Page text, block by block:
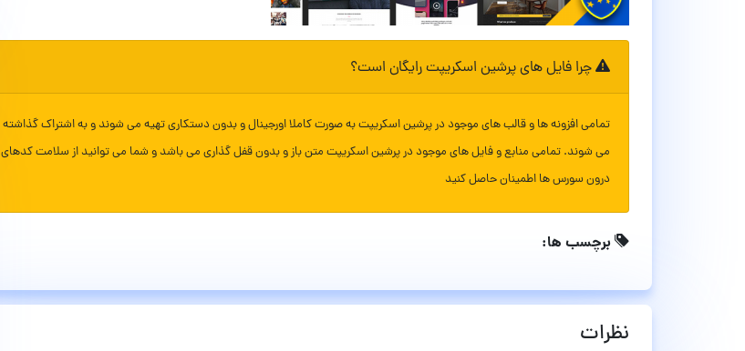
چرا فایل های پرشین اسکریپت رایگان است؟
تمامی افزونه ها و قالب های موجود در پرشین اسکریپت به صورت کاملا اورجینال و بدون دستکاری تهیه می شوند و به اشتراک گذاشته
می شوند. تمامی منابع و فایل های موجود در پرشین اسکریپت متن باز و بدون قفل گذاری می باشد و شما می توانید از سلامت کدهای
درون سورس ها اطمینان حاصل کنید
برچسب ها:
نظرات